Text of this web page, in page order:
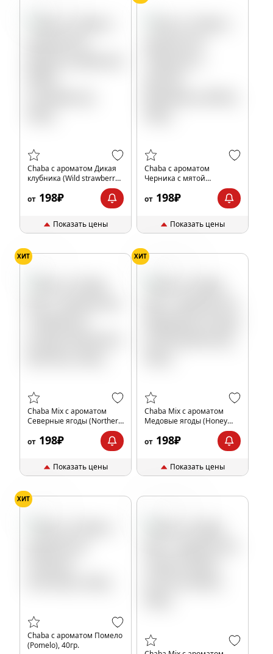
Chaba с ароматом Дикая
клубника (Wild strawberry),
от 198₽
Показать цены
Chaba с ароматом
Черника с мятой
от 198₽
Показать цены
ХИТ
Chaba Mix с ароматом
Северные ягоды (Northern
от 198₽
Показать цены
ХИТ
Chaba Mix с ароматом
Медовые ягоды (Honey
от 198₽
Показать цены
ХИТ
Chaba с ароматом Помело
(Pomelo), 40гр.